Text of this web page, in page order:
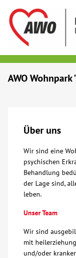
Menschen mit
Beratung & Hilfe
Begegnung
Bildung
Über uns
AWO
Über uns
Wir sind eine
psychischen
Behandlung
der Lage sind,
leben.
Unser Team
Wir sind
mit
und/oder